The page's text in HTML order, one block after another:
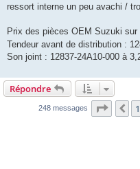
ressort interne un peu avachi /
Prix des pièces OEM Suzuki
Tendeur avant de distribution :
Son joint : 12837-24A10-000 à
Répondre
248 messages Page 151